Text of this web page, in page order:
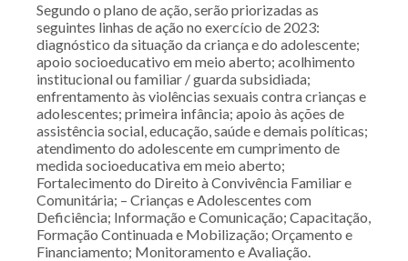
Segundo o plano de ação, serão priorizadas as
seguintes linhas de ação no exercício de 2023:
diagnóstico da situação da criança e do adolescente;
apoio socioeducativo em meio aberto; acolhimento
institucional ou familiar / guarda subsidiada;
enfrentamento às violências sexuais contra crianças e
adolescentes; primeira infância; apoio às ações de
assistência social, educação, saúde e demais políticas;
atendimento do adolescente em cumprimento de
medida socioeducativa em meio aberto;
Fortalecimento do Direito à Convivência Familiar e
Comunitária; – Crianças e Adolescentes com
Deficiência; Informação e Comunicação; Capacitação,
Formação Continuada e Mobilização; Orçamento e
Financiamento; Monitoramento e Avaliação.